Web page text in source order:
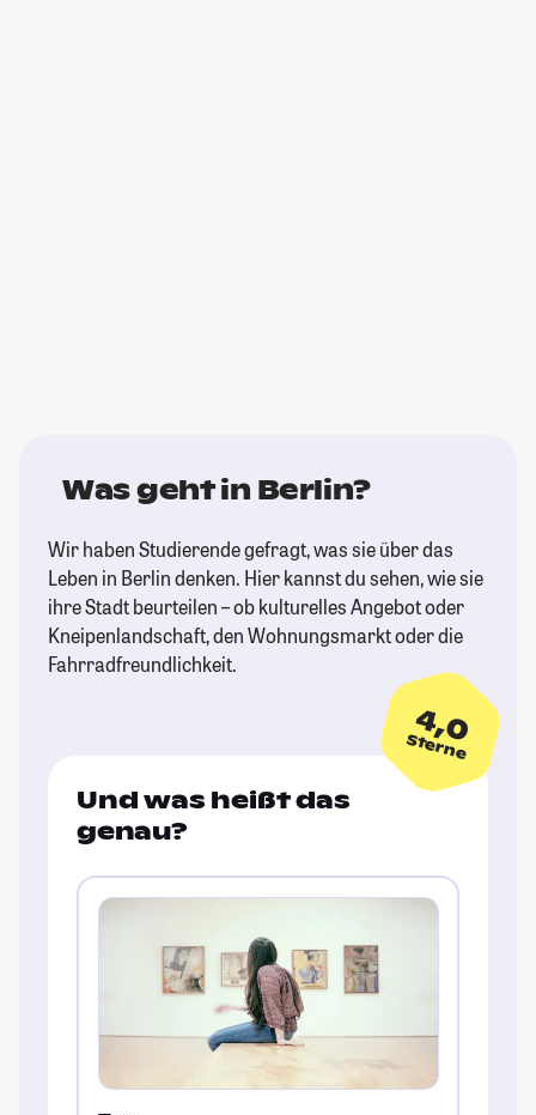
Was geht in Berlin?
Wir haben Studierende gefragt, was sie über das
Leben in Berlin denken. Hier kannst du sehen, wie sie
ihre Stadt beurteilen – ob kulturelles Angebot oder
Kneipenlandschaft, den Wohnungsmarkt oder die
Fahrradfreundlichkeit.
4,0
Sterne
Und was heißt das
genau?